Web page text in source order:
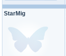
StarMig